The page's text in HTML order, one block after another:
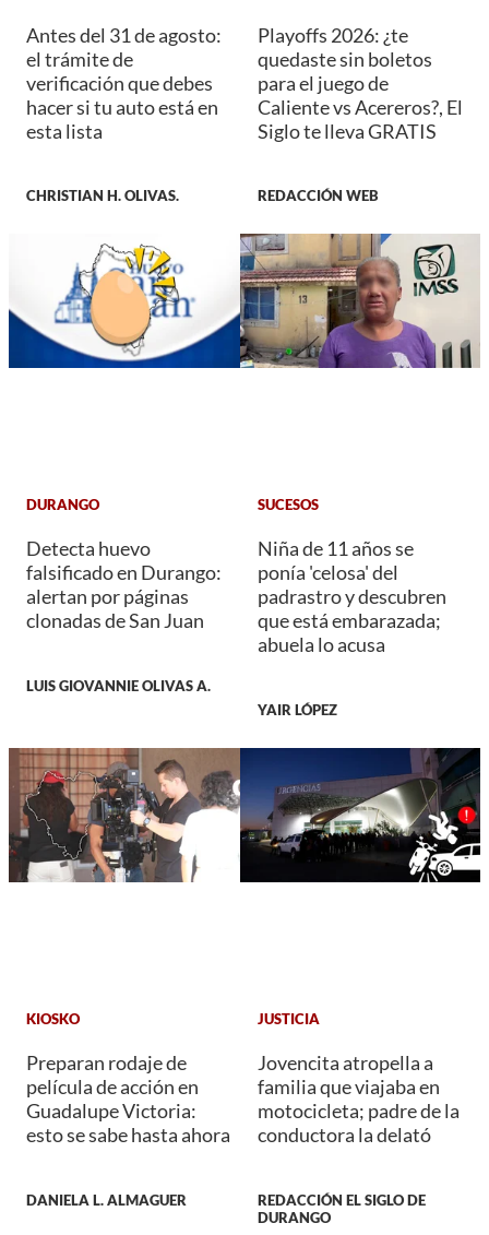
Antes del 31 de agosto:
el trámite de
verificación que debes
hacer si tu auto está en
esta lista
CHRISTIAN H. OLIVAS.
Playoffs 2026: ¿te
quedaste sin boletos
para el juego de
Caliente vs Acereros?, El
Siglo te lleva GRATIS
REDACCIÓN WEB
DURANGO
Detecta huevo
falsificado en Durango:
alertan por páginas
clonadas de San Juan
LUIS GIOVANNIE OLIVAS A.
SUCESOS
Niña de 11 años se
ponía 'celosa' del
padrastro y descubren
que está embarazada;
abuela lo acusa
YAIR LÓPEZ
KIOSKO
Preparan rodaje de
película de acción en
Guadalupe Victoria:
esto se sabe hasta ahora
DANIELA L. ALMAGUER
JUSTICIA
Jovencita atropella a
familia que viajaba en
motocicleta; padre de la
conductora la delató
REDACCIÓN EL SIGLO DE
DURANGO